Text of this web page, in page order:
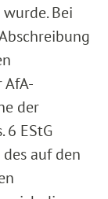
Bei
AfA-
der
6 EStG
auf den